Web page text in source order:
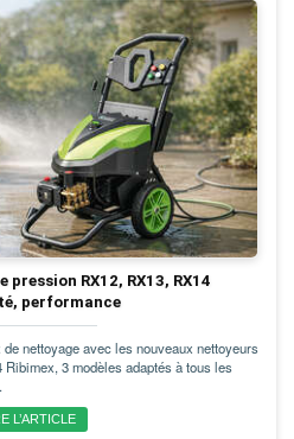
RX12, RX13, RX14
performance
nettoyage avec les nouveaux nettoyeurs
3 modèles adaptés à tous les
L’ARTICLE